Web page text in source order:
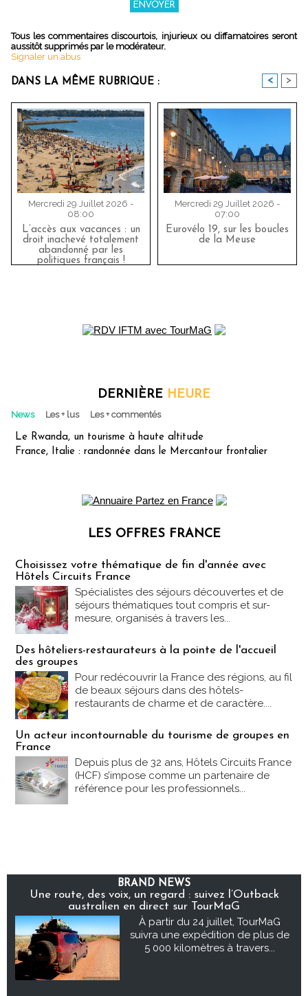
Tous les commentaires discourtois, injurieux ou diffamatoires seront
aussitôt supprimés par le modérateur.
Signaler un abus
DANS LA MÊME RUBRIQUE : < >
Mercredi 29 Juillet 2026 -
08:00
L’accès aux vacances : un
droit inachevé totalement
abandonné par les
politiques français !
Mercredi 29 Juillet 2026 -
07:00
Eurovélo 19, sur les boucles
de la Meuse
DERNIÈRE HEURE
News Les + lus Les + commentés
Le Rwanda, un tourisme à haute altitude
France, Italie : randonnée dans le Mercantour frontalier
LES OFFRES FRANCE
Choisissez votre thématique de fin d'année avec
Hôtels Circuits France
Spécialistes des séjours découvertes et de
séjours thématiques tout compris et sur-
mesure, organisés à travers les...
Des hôteliers-restaurateurs à la pointe de l'accueil
des groupes
Pour redécouvrir la France des régions, au fil
de beaux séjours dans des hôtels-
restaurants de charme et de caractère....
Un acteur incontournable du tourisme de groupes en
France
Depuis plus de 32 ans, Hôtels Circuits France
(HCF) s’impose comme un partenaire de
référence pour les professionnels...
BRAND NEWS
Une route, des voix, un regard : suivez l’Outback
australien en direct sur TourMaG
À partir du 24 juillet, TourMaG
suivra une expédition de plus de
5 000 kilomètres à travers...